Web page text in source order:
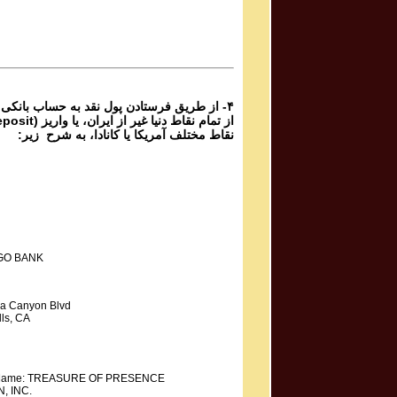
۴- از طریق فرستادن پول نقد به حساب
نقاط مختلف آمریکا یا کانادا، به شرح زیر:
BANK
Canyon Blvd
CA
TREASURE OF PRESENCE
INC.